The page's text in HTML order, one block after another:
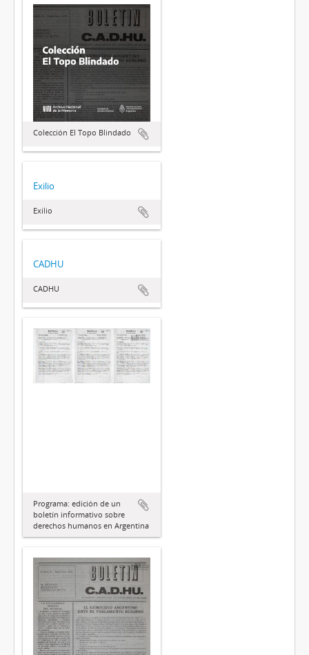
Colección El Topo Blindado
Exilio
Exilio
CADHU
CADHU
Programa: edición de un
boletín informativo sobre
derechos humanos en Argentina